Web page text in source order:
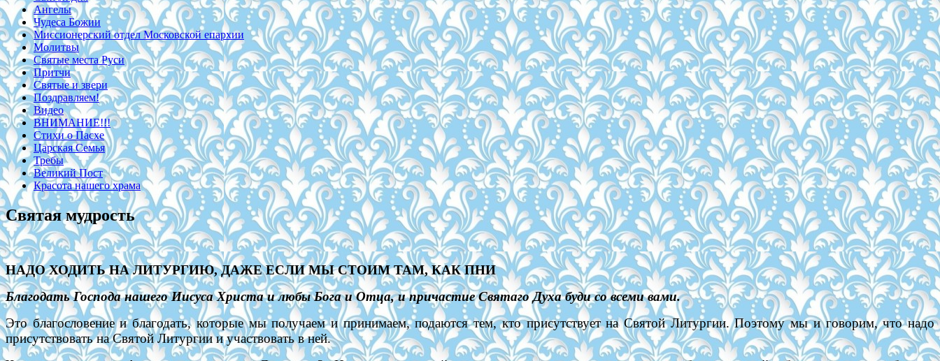
Ангелы
Чудеса Божии
Миссионерский отдел Московской епархии
Молитвы
Святые места Руси
Притчи
Святые и звери
Поздравляем!
Видео
ВНИМАНИЕ!!!
Стихи о Пасхе
Царская Семья
Требы
Великий Пост
Красота нашего храма
Святая мудрость
НАДО ХОДИТЬ НА ЛИТУРГИЮ, ДАЖЕ ЕСЛИ МЫ СТОИМ ТАМ, КАК ПНИ
Благодать Господа нашего Иисуса Христа и любы Бога и Отца, и причастие Святаго Духа буди со всеми вами.
Это благословение и благодать, которые мы получаем и принимаем, подаются тем, кто присутствует на Святой Литургии. Поэтому мы и говорим, что надо
присутствовать на Святой Литургии и участвовать в ней.